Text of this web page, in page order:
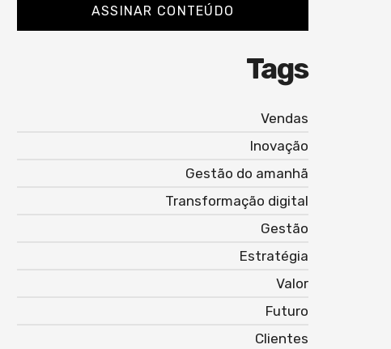
ASSINAR CONTEÚDO
Tags
Vendas
Inovação
Gestão do amanhã
Transformação digital
Gestão
Estratégia
Valor
Futuro
Clientes